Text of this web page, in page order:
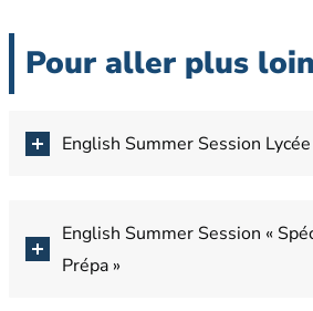
Pour aller plus loin
English Summer Session Lycée
English Summer Session «
Prépa »